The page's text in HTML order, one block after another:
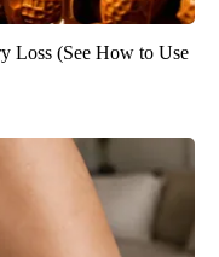
Loss (See How to Use